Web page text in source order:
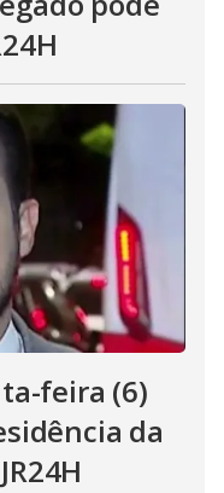
feira (6)
da